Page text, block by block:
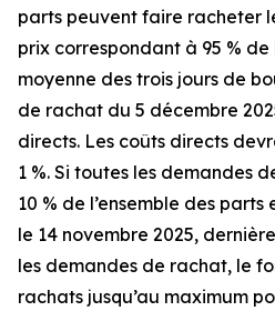
parts peuvent faire racheter
prix correspondant à 95 %
moyenne des trois jours de
de rachat du 5 décembre
directs. Les coûts directs
1 %. Si toutes les demandes
10 % de l’ensemble des
le 14 novembre 2025,
les demandes de rachat, le
rachats jusqu’au maximum